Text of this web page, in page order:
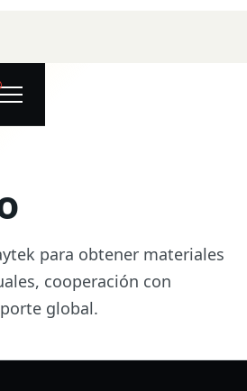
para obtener materiales
cooperación con
global.